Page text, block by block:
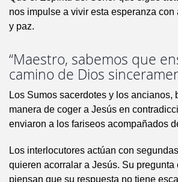
nos impulse a vivir esta esperanza con
y paz.
“Maestro, sabemos que
camino de Dios
Los Sumos sacerdotes y los ancianos,
manera de coger a Jesús en
enviaron a los fariseos acompañados
Los interlocutores actúan con
quieren acorralar a Jesús. Su pregunta
piensan que su respuesta no tiene